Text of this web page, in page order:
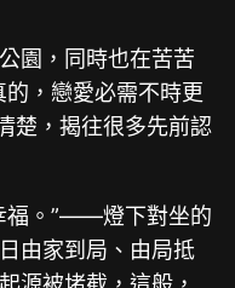
園，同時也在苦苦
，戀愛必需不時更
楚，揭往很多先前認
福。”——燈下對坐的
由家到局、由局抵